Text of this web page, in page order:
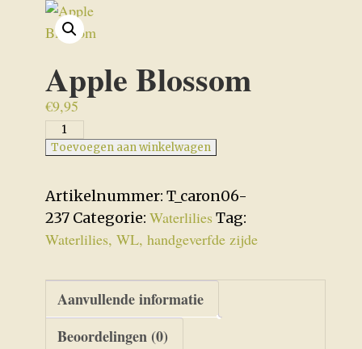
Apple Blossom
€9,95
Apple
Blossom
Toevoegen aan winkelwagen
Artikelnummer: T_caron06-
237 Categorie: Waterlilies Tag:
Waterlilies, WL, handgeverfde zijde
Aanvullende informatie
Beoordelingen (0)